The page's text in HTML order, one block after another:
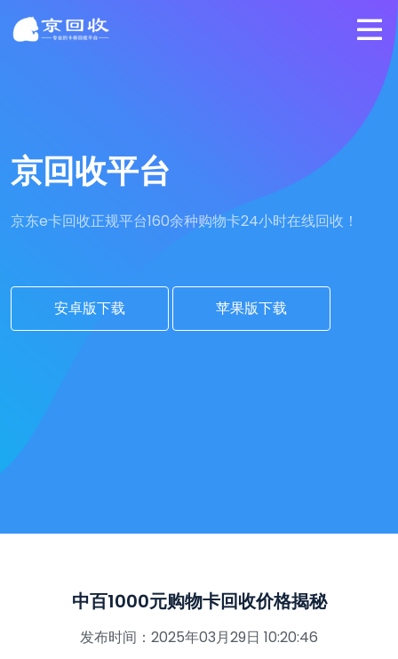
京回收平台
京东e卡回收正规平台160余种购物卡24小时在线回收！
安卓版下载 苹果版下载
中百1000元购物卡回收价格揭秘
发布时间：2025年03月29日 10:20:46